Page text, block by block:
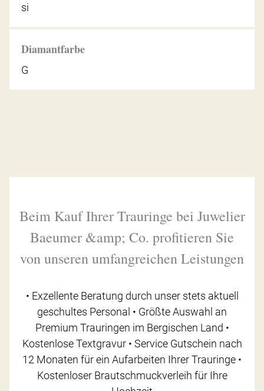
si
Diamantfarbe
G
Beim Kauf Ihrer Trauringe bei Juwelier
Baeumer &amp; Co. profitieren Sie
von unseren umfangreichen Leistungen
• Exzellente Beratung durch unser stets aktuell
geschultes Personal • Größte Auswahl an
Premium Trauringen im Bergischen Land •
Kostenlose Textgravur • Service Gutschein nach
12 Monaten für ein Aufarbeiten Ihrer Trauringe •
Kostenloser Brautschmuckverleih für Ihre